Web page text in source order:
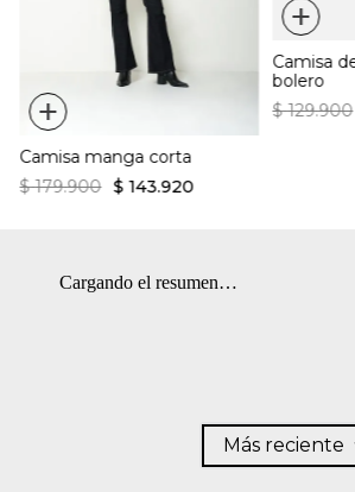
100% Algodón
Ajuste regular para mayor comodidad
Diseño clásico de rayas
Cuello camisero
accesorios. OTROS: No remojar. SECADO:
la sombra. OTROS: Planchar solo por el
Planchar a una temperatura máxima de la
vapor. Planchar con vapor puede causar daño
OTROS: Lavar por el revés.
+
Camisa manga corta
$ 179.900 $ 143.920
+
Camisa
bolero
$ 129.900
Cargando el resumen…
Más reciente